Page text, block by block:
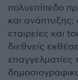
πολυεπίπεδο
και ανάπτυξης:
εταιρείες και
διεθνείς
επαγγελματίες